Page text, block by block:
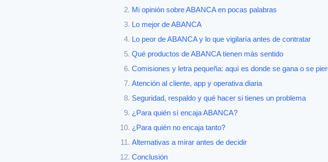
Mi opinión sobre ABANCA en pocas palabras
Lo mejor de ABANCA
Lo peor de ABANCA y lo que vigilaría antes de contratar
Qué productos de ABANCA tienen más sentido
Comisiones y letra pequeña: aquí es donde se gana o se
Atención al cliente, app y operativa diaria
Seguridad, respaldo y qué hacer si tienes un problema
¿Para quién sí encaja ABANCA?
¿Para quién no encaja tanto?
Alternativas a mirar antes de decidir
Conclusión